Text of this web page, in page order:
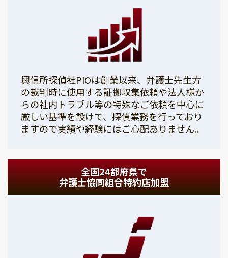
興信所探偵社PIOは創業以来、弁護士先生方
の裁判時に使用する証拠収集依頼や法人様か
らの社内トラブル等の特殊なご依頼を中心に
厳しい基準を設けて、探偵業務を行っており
ますので実績や経験にはご心配ありません。
全国24都府県で
弁護士協同組合特約店加盟